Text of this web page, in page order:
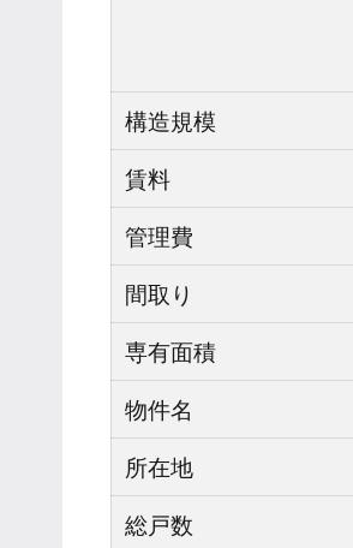
構造規模
賃料
管理費
間取り
専有面積
物件名
所在地
総戸数